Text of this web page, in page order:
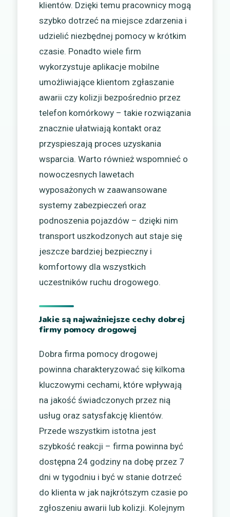
klientów. Dzięki temu pracownicy mogą
szybko dotrzeć na miejsce zdarzenia i
udzielić niezbędnej pomocy w krótkim
czasie. Ponadto wiele firm
wykorzystuje aplikacje mobilne
umożliwiające klientom zgłaszanie
awarii czy kolizji bezpośrednio przez
telefon komórkowy – takie rozwiązania
znacznie ułatwiają kontakt oraz
przyspieszają proces uzyskania
wsparcia. Warto również wspomnieć o
nowoczesnych lawetach
wyposażonych w zaawansowane
systemy zabezpieczeń oraz
podnoszenia pojazdów – dzięki nim
transport uszkodzonych aut staje się
jeszcze bardziej bezpieczny i
komfortowy dla wszystkich
uczestników ruchu drogowego.
Jakie są najważniejsze cechy dobrej
firmy pomocy drogowej
Dobra firma pomocy drogowej
powinna charakteryzować się kilkoma
kluczowymi cechami, które wpływają
na jakość świadczonych przez nią
usług oraz satysfakcję klientów.
Przede wszystkim istotna jest
szybkość reakcji – firma powinna być
dostępna 24 godziny na dobę przez 7
dni w tygodniu i być w stanie dotrzeć
do klienta w jak najkrótszym czasie po
zgłoszeniu awarii lub kolizji. Kolejnym